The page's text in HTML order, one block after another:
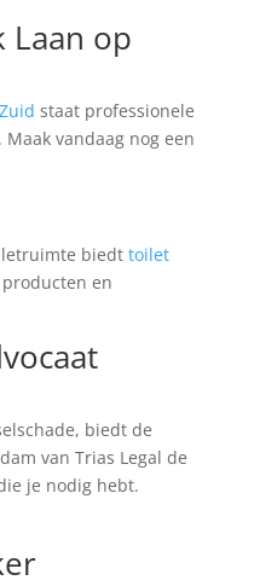
Laan op
staat professionele
vandaag nog een
biedt toilet
en
biedt de
van Trias Legal de
je nodig hebt.